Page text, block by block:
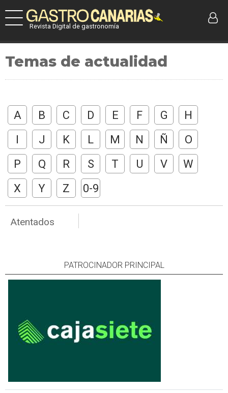
Revista Digital de gastronomía
Temas de actualidad
A B C D E F G
H
I
J K L M N Ñ
O
P
Q R S T U V
W
X
Y Z 0-9
Atentados
PATROCINADOR PRINCIPAL